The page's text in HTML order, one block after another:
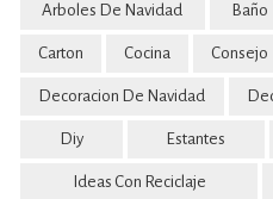
Arboles De Navidad Baño
Carton Cocina Consejo
Decoracion De Navidad
Diy Estantes
Ideas Con Reciclaje